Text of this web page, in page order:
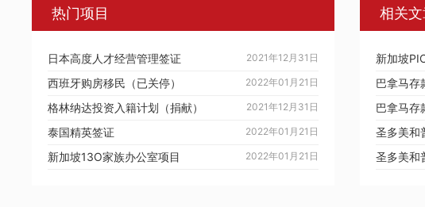
热门项目
2021年12月31日
日本高度人才经营管理签证
2022年01月21日
西班牙购房移民（已关停）
2021年12月31日
格林纳达投资入籍计划（捐献）
2022年01月21日
泰国精英签证
2022年01月21日
新加坡13O家族办公室项目
相关
新加坡
巴拿马存
巴拿马存
圣多美和
圣多美和